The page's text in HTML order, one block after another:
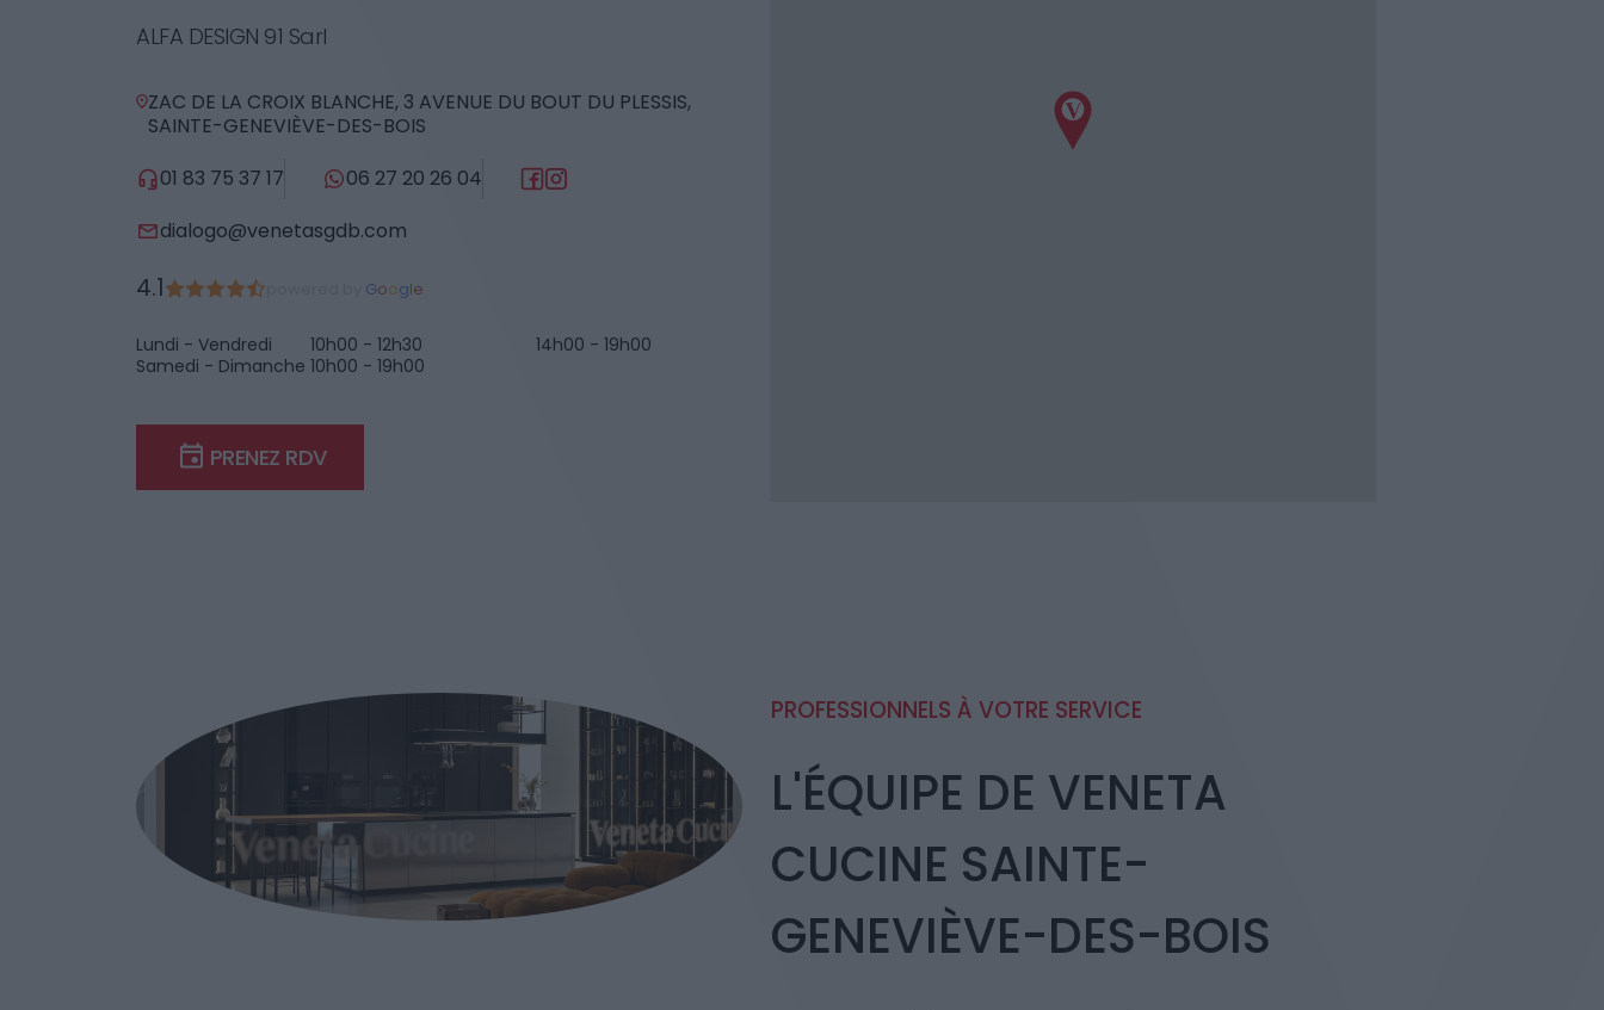
ALFA DESIGN 91 Sarl
ZAC DE LA CROIX BLANCHE, 3 AVENUE DU BOUT DU PLESSIS,
SAINTE-GENEVIÈVE-DES-BOIS
01 83 75 37 17
06 27 20 26 04
dialogo@venetasgdb.com
4.1 Google
Lundi - Vendredi 10h00 - 12h30
14h00 - 19h00
Samedi - Dimanche 10h00 - 19h00
PRENEZ RDV
PROFESSIONNELS À VOTRE SERVICE
L'ÉQUIPE DE VENETA
CUCINE SAINTE-
GENEVIÈVE-DES-BOIS